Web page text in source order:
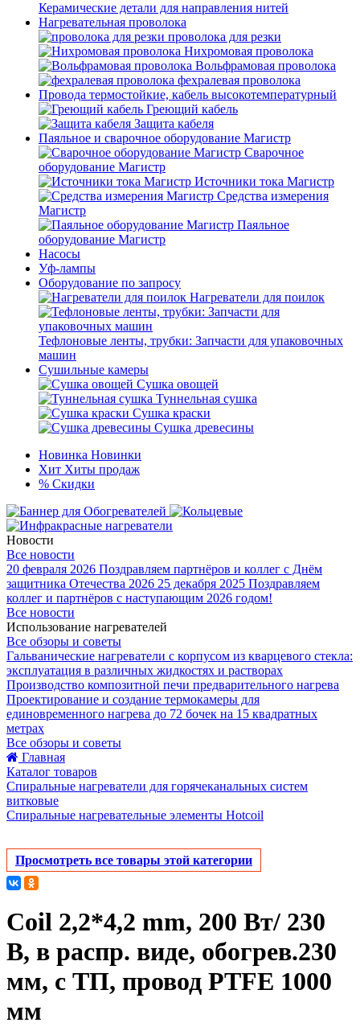
Керамические детали для направления нитей
Нагревательная проволока
проволока для резки
Нихромовая проволока
Вольфрамовая проволока
фехралевая проволока
Провода термостойкие, кабель высокотемпературный
Греющий кабель
Защита кабеля
Паяльное и сварочное оборудование Магистр
Сварочное
оборудование Магистр
Источники тока Магистр
Средства измерения
Магистр
Паяльное
оборудование Магистр
Насосы
Уф-лампы
Оборудование по запросу
Нагреватели для поилок
Тефлоновые ленты, трубки: Запчасти для упаковочных
машин
Сушильные камеры
Сушка овощей
Туннельная сушка
Сушка краски
Сушка древесины
Новинка Новинки
Хит Хиты продаж
% Скидки
Новости
Все новости
20 февраля 2026 Поздравляем партнёров и коллег с Днём
защитника Отечества 2026 25 декабря 2025 Поздравляем
коллег и партнёров с наступающим 2026 годом!
Все новости
Использование нагревателей
Все обзоры и советы
Гальванические нагреватели с корпусом из кварцевого стекла:
эксплуатация в различных жидкостях и растворах
Производство композитной печи предварительного нагрева
Проектирование и создание термокамеры для
единовременного нагрева до 72 бочек на 15 квадратных
метрах
Все обзоры и советы
Главная
Каталог товаров
Спиральные нагреватели для горячеканальных систем
витковые
Спиральные нагревательные элементы Hotcoil
Просмотреть все товары этой категории
Coil 2,2*4,2 mm, 200 Вт/ 230
В, в распр. виде, обогрев.230
мм, с ТП, провод PTFE 1000
мм